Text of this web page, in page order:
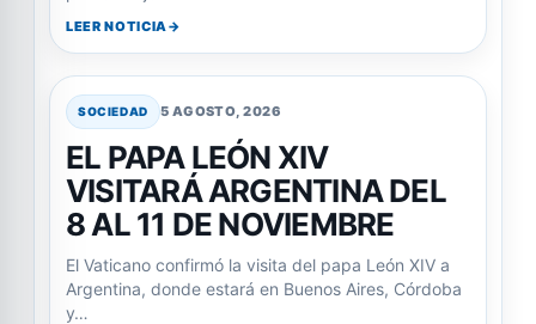
LEER NOTICIA
SOCIEDAD 5 AGOSTO, 2026
EL PAPA LEÓN XIV
VISITARÁ ARGENTINA DEL
8 AL 11 DE NOVIEMBRE
El Vaticano confirmó la visita del papa León XIV a
Argentina, donde estará en Buenos Aires, Córdoba
y…